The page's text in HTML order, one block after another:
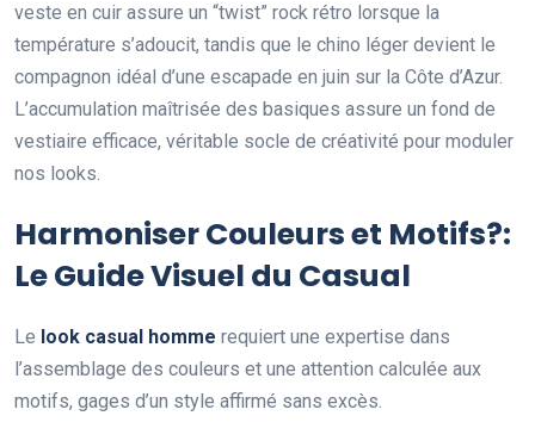
veste en cuir assure un “twist” rock rétro lorsque la
température s’adoucit, tandis que le chino léger devient le
compagnon idéal d’une escapade en juin sur la Côte d’Azur.
L’accumulation maîtrisée des basiques assure un fond de
vestiaire efficace, véritable socle de créativité pour moduler
nos looks.
Harmoniser Couleurs et Motifs?:
Le Guide Visuel du Casual
Le look casual homme requiert une expertise dans
l’assemblage des couleurs et une attention calculée aux
motifs, gages d’un style affirmé sans excès.